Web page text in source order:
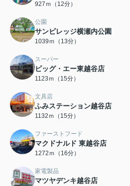
927ｍ（12分）
公園
サンビレッジ横瀬内公園
1039ｍ（13分）
スーパー
ビッグ・エー東越谷店
1123ｍ（15分）
文具店
ふみステーション越谷店
1132ｍ（15分）
ファーストフード
マクドナルド 東越谷店
1272ｍ（16分）
家電製品
マツヤデンキ越谷店